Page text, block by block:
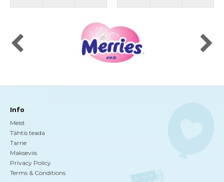
Info
Meist
Tähtis teada
Tarne
Makseviis
Privacy Policy
Terms & Conditions